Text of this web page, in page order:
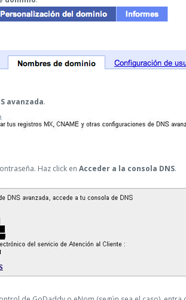
avanzada.
Haz click en Acceder a la consola DNS.